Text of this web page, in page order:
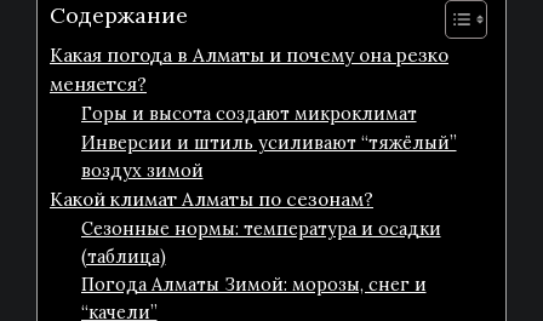
Содержание
Какая погода в Алматы и почему она резко
меняется?
Горы и высота создают микроклимат
Инверсии и штиль усиливают “тяжёлый”
воздух зимой
Какой климат Алматы по сезонам?
Сезонные нормы: температура и осадки
(таблица)
Погода Алматы Зимой: морозы, снег и
“качели”